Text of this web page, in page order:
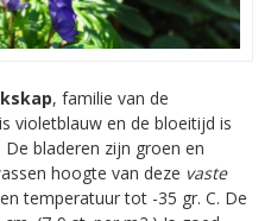
, familie van de
violetblauw en de bloeitijd is
bladeren zijn groen en
hoogte van deze vaste
temperatuur tot -35 gr. C. De